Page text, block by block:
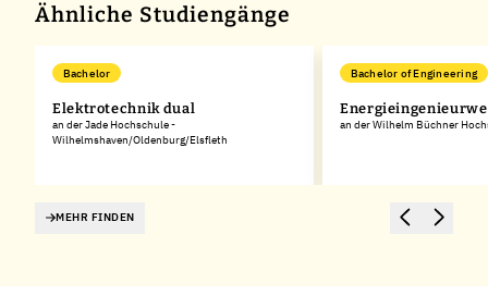
Ähnliche Studiengänge
Bachelor
Elektrotechnik dual
an der Jade Hochschule -
Wilhelmshaven/Oldenburg/Elsfleth
Bachelor of Engineering
an der Wilhelm Büchner
MEHR FINDEN